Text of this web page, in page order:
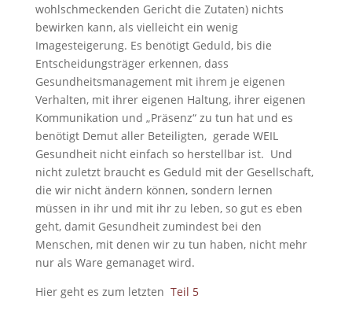
wohlschmeckenden Gericht die Zutaten) nichts
bewirken kann, als vielleicht ein wenig
Imagesteigerung. Es benötigt Geduld, bis die
Entscheidungsträger erkennen, dass
Gesundheitsmanagement mit ihrem je eigenen
Verhalten, mit ihrer eigenen Haltung, ihrer eigenen
Kommunikation und „Präsenz“ zu tun hat und es
benötigt Demut aller Beteiligten, gerade WEIL
Gesundheit nicht einfach so herstellbar ist. Und
nicht zuletzt braucht es Geduld mit der Gesellschaft,
die wir nicht ändern können, sondern lernen
müssen in ihr und mit ihr zu leben, so gut es eben
geht, damit Gesundheit zumindest bei den
Menschen, mit denen wir zu tun haben, nicht mehr
nur als Ware gemanaget wird.
Hier geht es zum letzten Teil 5